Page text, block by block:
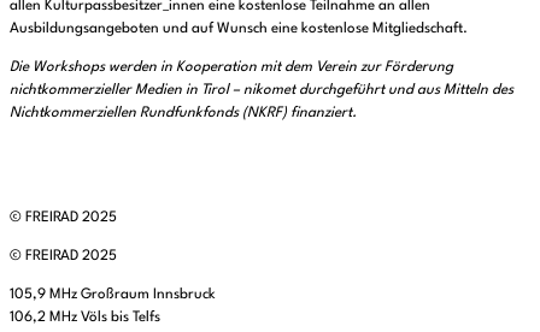
allen Kulturpassbesitzer_innen eine kostenlose Teilnahme an allen
Ausbildungsangeboten und auf Wunsch eine kostenlose Mitgliedschaft.
Die Workshops werden in Kooperation mit dem Verein zur Förderung
nichtkommerzieller Medien in Tirol – nikomet durchgeführt und aus Mitteln des
Nichtkommerziellen Rundfunkfonds (NKRF) finanziert.
© FREIRAD 2025
© FREIRAD 2025
105,9 MHz Großraum Innsbruck
106,2 MHz Völs bis Telfs